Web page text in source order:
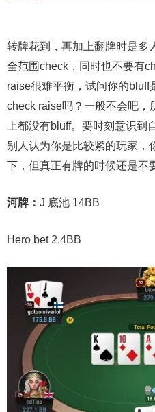
转牌花到，再加上翻牌时是多
全范围check，同时也不要有
raise很难平衡，试问你的bluff
check raise吗？一般不会吧，
上都没有bluff。要时刻意识
别人认为你是比较紧的玩家，
下，但真正有牌的时候还是不
河牌： J 底池 14BB
Hero bet 2.4BB